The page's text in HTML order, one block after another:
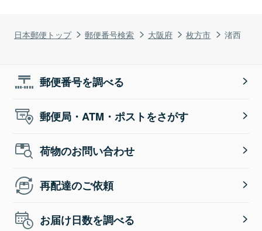
日本郵便トップ 郵便番号検索 大阪府 枚方市 渚西
郵便番号を調べる
郵便局・ATM・ポストをさがす
荷物のお問い合わせ
再配達のご依頼
お届け日数を調べる